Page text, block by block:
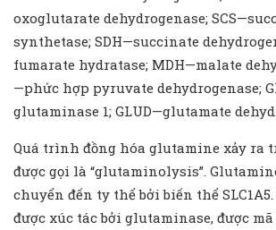
oxoglutarate dehydrogenase;
synthetase; SDH—succinate
fumarate hydratase; MDH—malate
—phức hợp pyruvate dehydrogenase;
glutaminase 1; GLUD—glutamate
Quá trình đồng hóa glutamine xảy ra
được gọi là “glutaminolysis”.
chuyển đến ty thể bởi biến thể
được xúc tác bởi glutaminase, được